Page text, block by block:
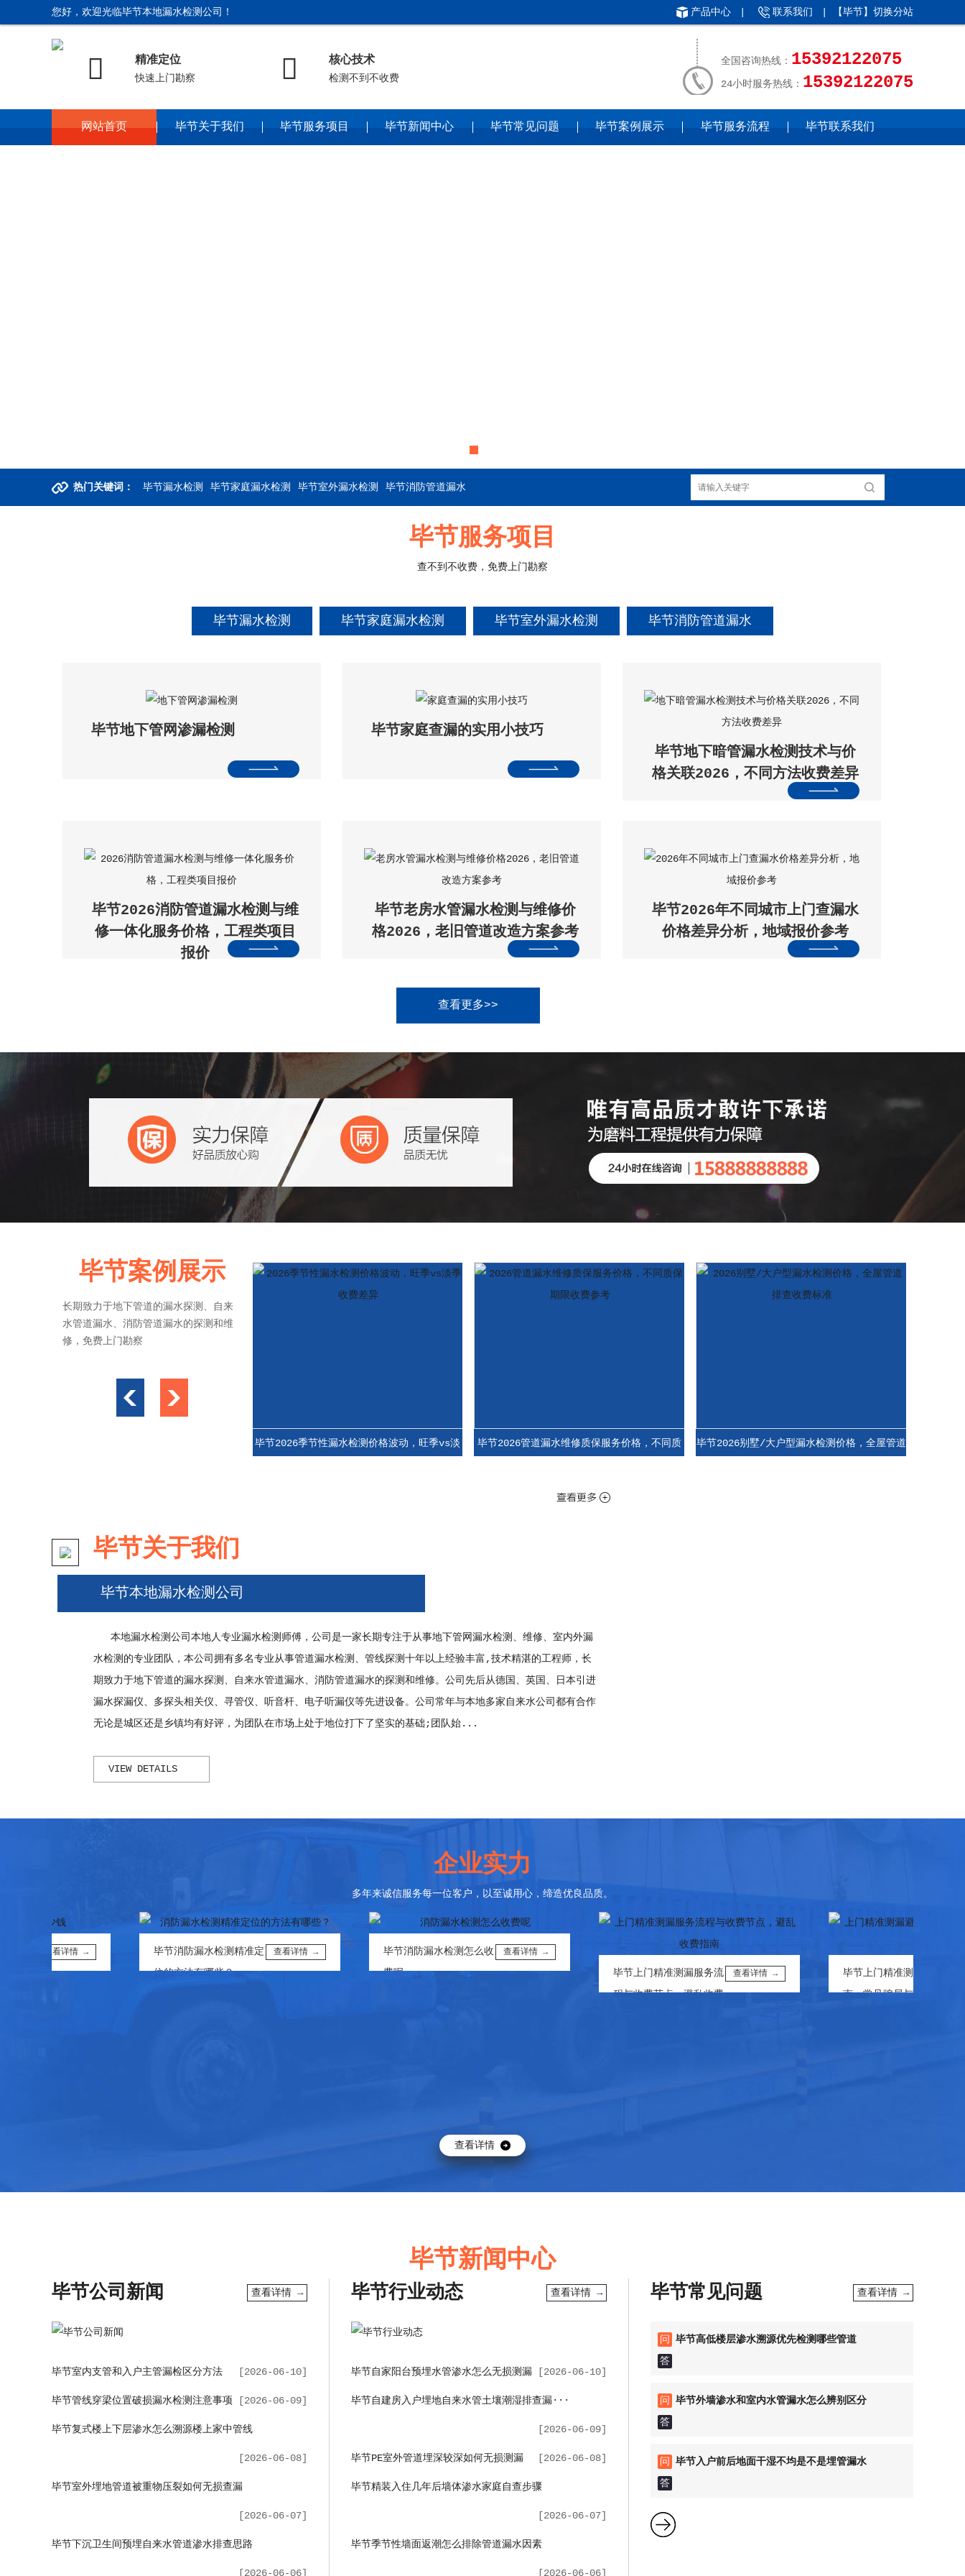
您好，欢迎光临毕节本地漏水检测公司！ 产品中心 联系我们 | 【毕节】 切换分站
 精准定位
快速上门勘察  核心技术
检测不到不收费
全国咨询热线： 15392122075
24小时服务热线： 15392122075
网站首页 毕节关于我们 毕节服务项目 毕节新闻中心 毕节常见问题 毕节案例展示 毕节服务流程 毕节联系我们
热门关键词： 毕节漏水检测 毕节家庭漏水检测 毕节室外漏水检测 毕节消防管道漏水
毕节服务项目
查不到不收费，免费上门勘察
毕节漏水检测 毕节家庭漏水检测 毕节室外漏水检测 毕节消防管道漏水
毕节地下管网渗漏检测
毕节家庭查漏的实用小技巧
毕节地下暗管漏水检测技术与价
格关联2026，不同方法收费差异
毕节2026消防管道漏水检测与维
修一体化服务价格，工程类项目
报价
毕节老房水管漏水检测与维修价
格2026，老旧管道改造方案参考
毕节2026年不同城市上门查漏水
价格差异分析，地域报价参考
查看更多>>
毕节案例展示
长期致力于地下管道的漏水探测、自来
水管道漏水、消防管道漏水的探测和维
修，免费上门勘察
毕节2026季节性漏水检测价格波动，旺季vs淡 毕节2026管道漏水维修质保服务价格，不同质 毕节2026别墅/大户型漏水检测价格，全屋管道 毕节2026上门查
节2026上门查漏水避坑指南：5大常见骗局及
收费陷阱
毕节2026上门查漏水服务流程与收费节点，避
免乱收费指南
毕节2026季节性漏水检测价格波动，旺季vs淡
季收费差异
毕节2026管道漏水维修质保服务价格，不同质
保期限收费参考
毕节关于我们
毕节本地漏水检测公司
本地漏水检测公司本地人专业漏水检测师傅，公司是一家长期专注于从事地下管网漏水检测、维修、室内外漏
水检测的专业团队，本公司拥有多名专业从事管道漏水检测、管线探测十年以上经验丰富,技术精湛的工程师，长
期致力于地下管道的漏水探测、自来水管道漏水、消防管道漏水的探测和维修。公司先后从德国、英国、日本引进
漏水探漏仪、多探头相关仪、寻管仪、听音杆、电子听漏仪等先进设备。公司常年与本地多家自来水公司都有合作
无论是城区还是乡镇均有好评，为团队在市场上处于地位打下了坚实的基础;团队始...
VIEW DETAILS
企业实力
多年来诚信服务每一位客户，以至诚用心，缔造优良品质。
查看详情 → 查看详情 →
毕节消防漏水检测精准定
位的方法有哪些？
查看详情 →
毕节消防漏水检测怎么收
费呢
查看详情 →
毕节上门精准测漏服务流
程与收费节点，避乱收费···
毕节上门精准测漏避坑指
南：常见骗局与应对技巧
查看详情
毕节新闻中心
查看详情 →
毕节公司新闻
毕节室内支管和入户主管漏检区分方法 [2026-06-10]
毕节管线穿梁位置破损漏水检测注意事项 [2026-06-09]
毕节复式楼上下层渗水怎么溯源楼上家中管线
[2026-06-08]
毕节室外埋地管道被重物压裂如何无损查漏
[2026-06-07]
毕节下沉卫生间预埋自来水管道渗水排查思路
[2026-06-06]
查看详情 →
毕节行业动态
毕节自家阳台预埋水管渗水怎么无损测漏 [2026-06-10]
毕节自建房入户埋地自来水管土壤潮湿排查漏···
[2026-06-09]
毕节PE室外管道埋深较深如何无损测漏 [2026-06-08]
毕节精装入住几年后墙体渗水家庭自查步骤
[2026-06-07]
毕节季节性墙面返潮怎么排除管道漏水因素
[2026-06-06]
查看详情 →
毕节常见问题
问
毕节高低楼层渗水溯源优先检测哪些管道
答
问
毕节外墙渗水和室内水管漏水怎么辨别区分
答
问
毕节入户前后地面干湿不均是不是埋管漏水
答